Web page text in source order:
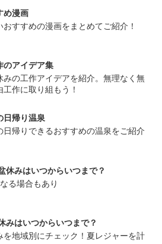
め漫画
おすすめの漫画をまとめてご紹介！
のアイデア集
みの工作アイデアを紹介。無理なく無
作に取り組もう！
日帰り温泉
日帰りできるおすすめの温泉をご紹介
休みはいつからいつまで？
る場合もあり
みはいつからいつまで？
を地域別にチェック！夏レジャーを計